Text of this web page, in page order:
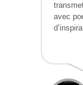
avec